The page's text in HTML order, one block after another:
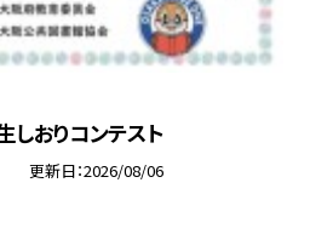
しおりコンテスト
更新日 2026/08/06